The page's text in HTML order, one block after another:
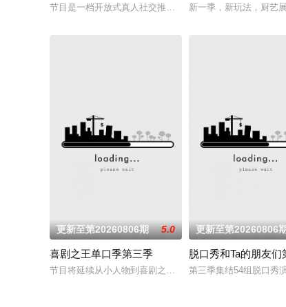
节目是一档开放式真人社交推理游戏综艺。由刘宇宁、金
新一季，新玩法，厨艺
更新至第20260806期 5.0
喜剧之王单口季第三季
节目将延续从小人物到喜剧之王的故事，汇聚来自全国各
更新至第20260806期
脱口秀和Ta的朋友们
第三季集结54组脱口秀